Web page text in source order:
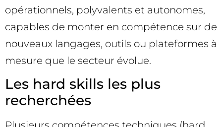
opérationnels, polyvalents et autonomes,
capables de monter en compétence sur de
nouveaux langages, outils ou plateformes à
mesure que le secteur évolue.
Les hard skills les plus
recherchées